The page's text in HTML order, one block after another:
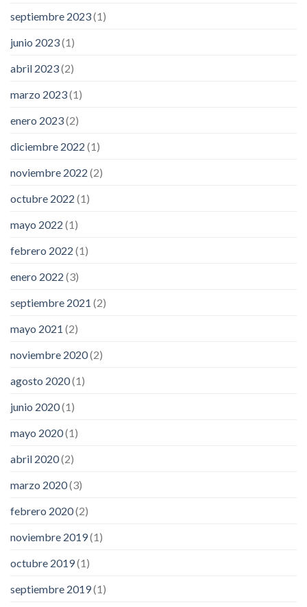
septiembre 2023(1)
junio 2023(1)
abril 2023(2)
marzo 2023(1)
enero 2023(2)
diciembre 2022 (1)
noviembre 2022 (2)
octubre 2022 (1)
mayo 2022 (1)
febrero 2022 (1)
enero 2022 (3)
septiembre 2021 (2)
mayo 2021 (2)
noviembre 2020(2)
agosto 2020(1)
junio 2020(1)
mayo 2020(1)
abril 2020(2)
marzo 2020(3)
febrero 2020(2)
noviembre 2019(1)
octubre 2019(1)
septiembre 2019(1)